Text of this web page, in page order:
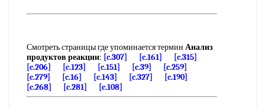
Смотреть страницы где упоминается термин Анализ
продуктов реакции: [c.307] [c.161]
[c.315]
[c.206]
[c.123] [c.151] [c.39]
[c.259]
[c.279]
[c.16] [c.143] [c.327]
[c.190]
[c.268]
[c.281] [c.108]